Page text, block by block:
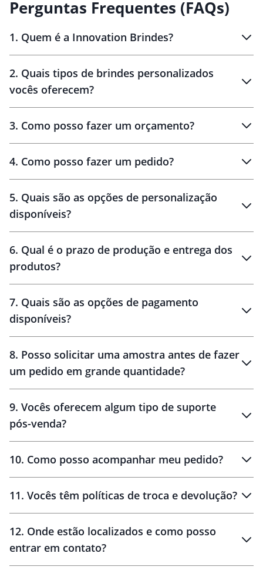
Perguntas Frequentes (FAQs)
1. Quem é a Innovation Brindes?
Brindes personalizados
2. Quais tipos de brindes personalizados
vocês oferecem?
personalizados
3. Como posso fazer um orçamento?
brinde
personalização
4. Como posso fazer um pedido?
amostra virtual
5. Quais são as opções de personalização
disponíveis?
6. Qual é o prazo de produção e entrega dos
produtos?
10 dias
brinde
48 horas
7. Quais são as opções de pagamento
disponíveis?
8. Posso solicitar uma amostra antes de fazer
um pedido em grande quantidade?
amostras
9. Vocês oferecem algum tipo de suporte
pós-venda?
10. Como posso acompanhar meu pedido?
11. Vocês têm políticas de troca e devolução?
30 dias
12. Onde estão localizados e como posso
entrar em contato?